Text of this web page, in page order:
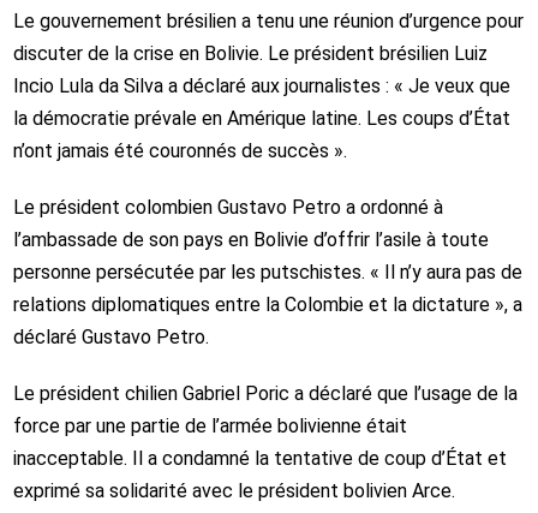
Le gouvernement brésilien a tenu une réunion d’urgence pour
discuter de la crise en Bolivie. Le président brésilien Luiz
Incio Lula da Silva a déclaré aux journalistes : « Je veux que
la démocratie prévale en Amérique latine. Les coups d’État
n’ont jamais été couronnés de succès ».
Le président colombien Gustavo Petro a ordonné à
l’ambassade de son pays en Bolivie d’offrir l’asile à toute
personne persécutée par les putschistes. « Il n’y aura pas de
relations diplomatiques entre la Colombie et la dictature », a
déclaré Gustavo Petro.
Le président chilien Gabriel Poric a déclaré que l’usage de la
force par une partie de l’armée bolivienne était
inacceptable. Il a condamné la tentative de coup d’État et
exprimé sa solidarité avec le président bolivien Arce.